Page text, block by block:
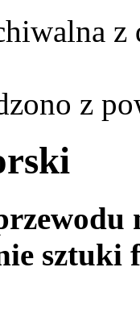
z
sztuki